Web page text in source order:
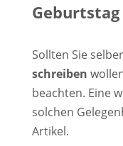
Sollten Sie
schreiben
beachten. Eine
solchen
Artikel.